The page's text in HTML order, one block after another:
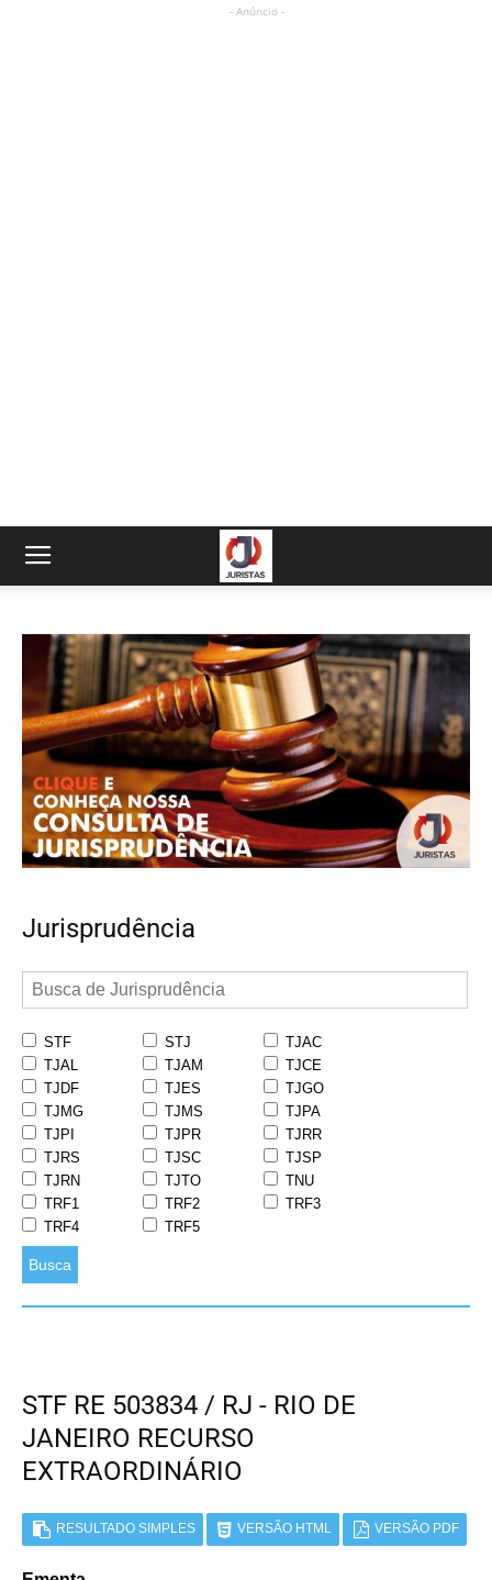
- Anúncio -
Jurisprudência
STF STJ
TJAC
TJAL
TJAM
TJCE
TJDF
TJES
TJGO
TJMG
TJMS
TJPA
TJPI
TJPR
TJRR
TJRS
TJSC
TJSP
TJRN
TJTO
TNU
TRF1
TRF2
TRF3
TRF4
TRF5
Busca
STF RE 503834 / RJ - RIO DE
JANEIRO RECURSO
EXTRAORDINÁRIO
RESULTADO SIMPLES VERSÃO HTML VERSÃO PDF